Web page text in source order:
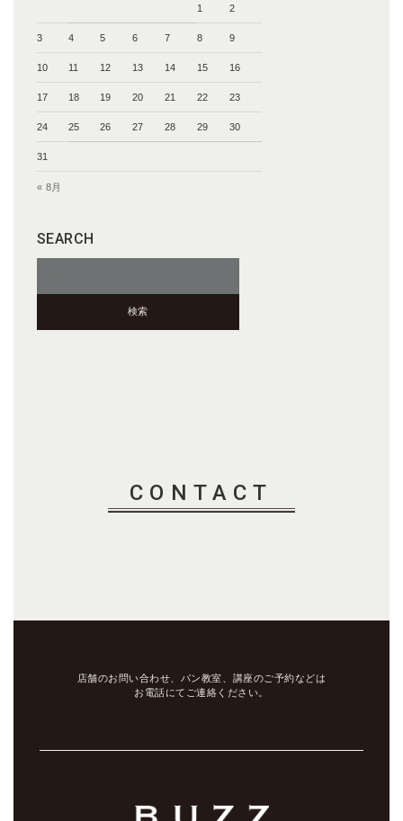
1 2
3 4 5 6 7 8 9
10 11 12 13 14 15 16
17 18 19 20 21 22 23
24 25 26 27 28 29 30
31
« 8月
SEARCH
CONTACT
店舗のお問い合わせ、パン教室、講座のご予約などは
お電話にてご連絡ください。